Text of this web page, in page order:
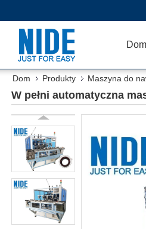
Dom
Dom Produkty Maszyna do
W pełni automatyczna